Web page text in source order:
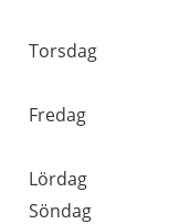
Torsdag
Fredag
Lördag
Söndag